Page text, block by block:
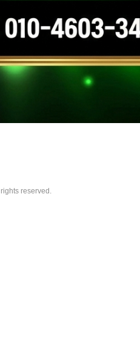
reserved.